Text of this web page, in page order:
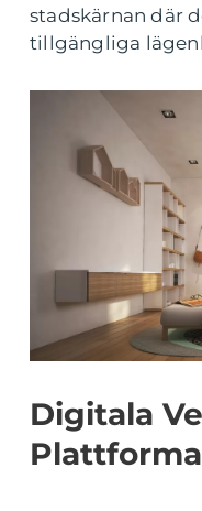
stadskärnan där
tillgängliga
Digitala